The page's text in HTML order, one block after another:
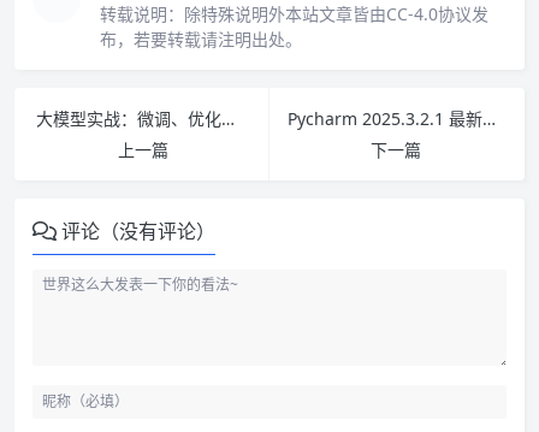
转载说明： 除特殊说明外本站文章皆由CC-4.0协议发
布，若要转载请注明出处。
大模型实战：微调、优化与私有化部署 PDF下载
上一篇
Pycharm 2025.3.2.1 最新破解版安装教程（亲测至2099年~）
下一篇
评论（没有评论）